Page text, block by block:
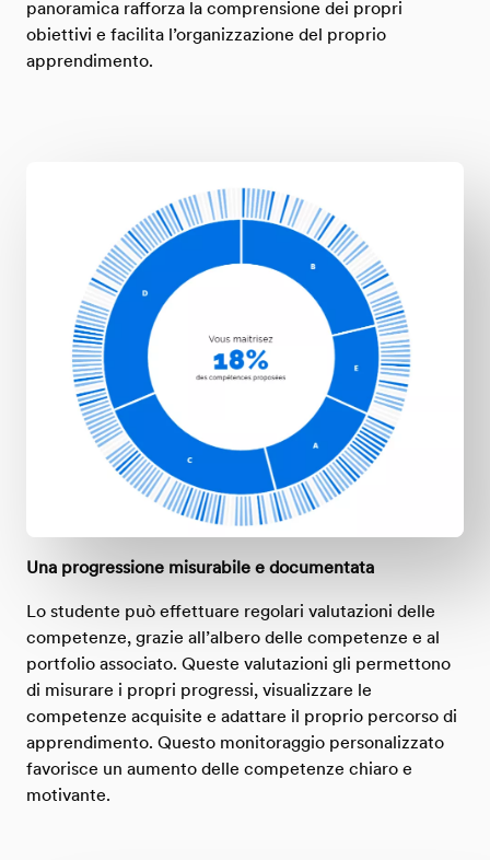
panoramica rafforza la comprensione dei propri
obiettivi e facilita l’organizzazione del proprio
apprendimento.
Una progressione misurabile e documentata
Lo studente può effettuare regolari valutazioni delle
competenze, grazie all’albero delle competenze e al
portfolio associato. Queste valutazioni gli permettono
di misurare i propri progressi, visualizzare le
competenze acquisite e adattare il proprio percorso di
apprendimento. Questo monitoraggio personalizzato
favorisce un aumento delle competenze chiaro e
motivante.